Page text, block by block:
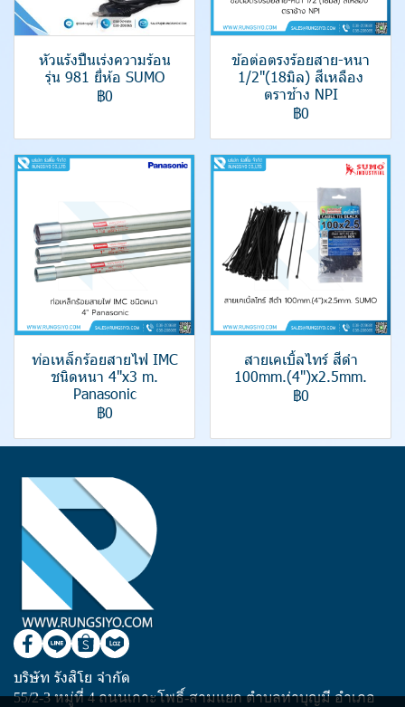
หัวแร้งปืนเร่งความร้อน
รุ่น 981 ยี่ห้อ SUMO
฿0
ข้อต่อตรงร้อยสาย-หนา
1/2"(18มิล) สีเหลือง
ตราช้าง NPI
฿0
ท่อเหล็กร้อยสายไฟ IMC
ชนิดหนา 4"x3 m.
Panasonic
฿0
สายเคเบิ้ลไทร์ สีดำ
100mm.(4")x2.5mm.
฿0
บริษัท รังสิโย จำกัด
55/2-3 หมู่ที่ 4 ถนนเกาะโพธิ์-สามแยก ตำบลท่าบุญมี อำเภอ